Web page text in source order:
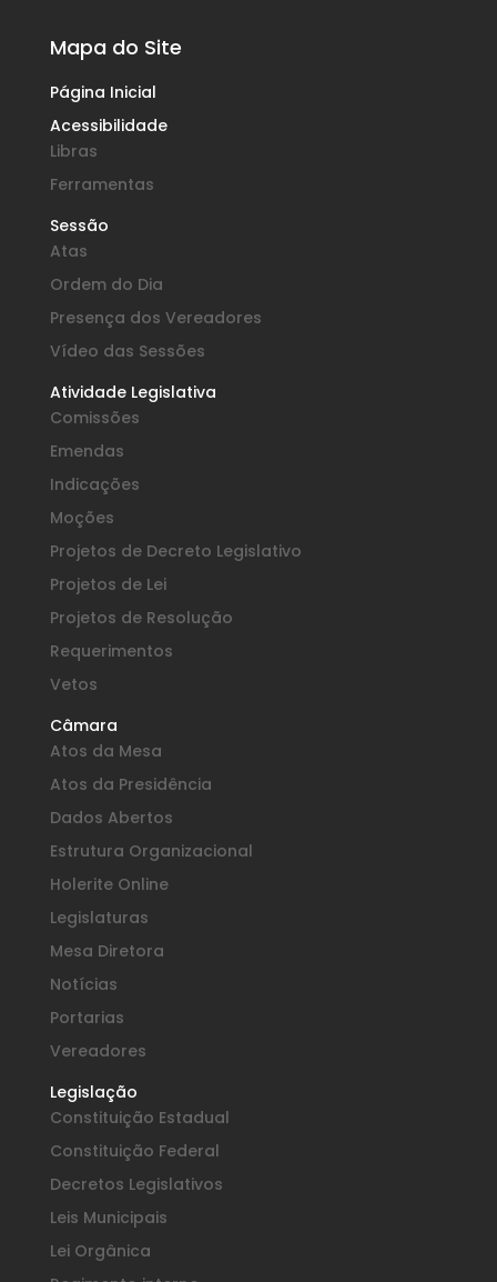
Mapa do Site
Página Inicial
Acessibilidade
Libras
Ferramentas
Sessão
Atas
Ordem do Dia
Presença dos Vereadores
Vídeo das Sessões
Atividade Legislativa
Comissões
Emendas
Indicações
Moções
Projetos de Decreto Legislativo
Projetos de Lei
Projetos de Resolução
Requerimentos
Vetos
Câmara
Atos da Mesa
Atos da Presidência
Dados Abertos
Estrutura Organizacional
Holerite Online
Legislaturas
Mesa Diretora
Notícias
Portarias
Vereadores
Legislação
Constituição Estadual
Constituição Federal
Decretos Legislativos
Leis Municipais
Lei Orgânica